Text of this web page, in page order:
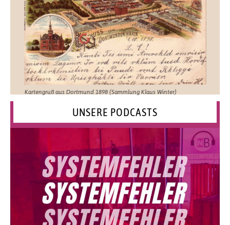
Kartengruß aus Dortmund 1898 (Sammlung Klaus Winter)
UNSERE PODCASTS